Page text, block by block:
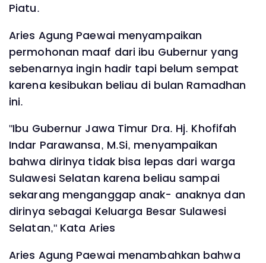
Piatu.
Aries Agung Paewai menyampaikan
permohonan maaf dari ibu Gubernur yang
sebenarnya ingin hadir tapi belum sempat
karena kesibukan beliau di bulan Ramadhan
ini.
"Ibu Gubernur Jawa Timur Dra. Hj. Khofifah
Indar Parawansa, M.Si, menyampaikan
bahwa dirinya tidak bisa lepas dari warga
Sulawesi Selatan karena beliau sampai
sekarang menganggap anak- anaknya dan
dirinya sebagai Keluarga Besar Sulawesi
Selatan," Kata Aries
Aries Agung Paewai menambahkan bahwa